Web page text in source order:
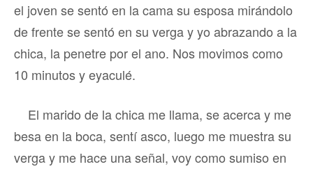
el joven se sentó en la cama su esposa mirándolo
de frente se sentó en su verga y yo abrazando a la
chica, la penetre por el ano. Nos movimos como
10 minutos y eyaculé.
El marido de la chica me llama, se acerca y me
besa en la boca, sentí asco, luego me muestra su
verga y me hace una señal, voy como sumiso en